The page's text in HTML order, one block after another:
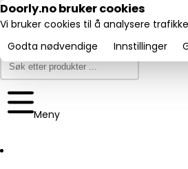
Trustpilot
Utmerket:
4.6/5
Meny
Doorly.no bruker cookies
Vi bruker cookies til å analysere
Godta nødvendige
Innstillinger